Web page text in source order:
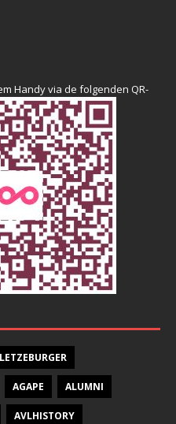
Handy via de folgenden QR-
AGAPE ALUMNI
AVLHISTORY